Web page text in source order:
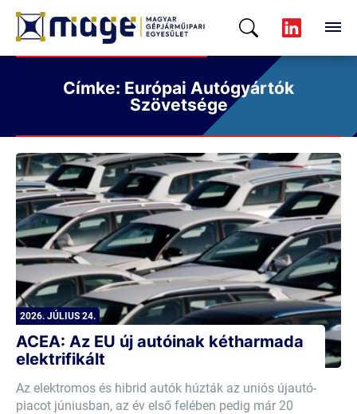
Címke: Európai Autógyártók
Szövetsége
2026. JÚLIUS 24.
ACEA: Az EU új autóinak kétharmada
elektrifikált
Az elektromos és hibrid autók húzták az uniós újautó-
piacot júniusban, az év első felében pedig már 20